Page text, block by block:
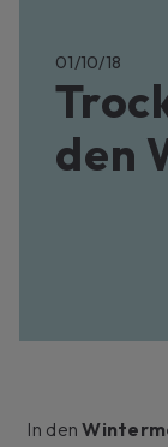
01/10/18
den
In den